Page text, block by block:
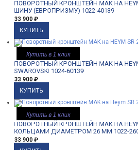
ПОВОРОТНЫЙ КРОНШТЕЙН MAK НА
ШИНУ (ЕВРОПРИЗМУ) 1022-40139
33 900 ₽
Купить в 1 клик
ПОВОРОТНЫЙ КРОНШТЕЙН MAK НА HEYM
SWAROVSKI 1024-60139
33 900 ₽
Купить в 1 клик
ПОВОРОТНЫЙ КРОНШТЕЙН MAK НА
КОЛЬЦАМИ ДИАМЕТРОМ 26 ММ 1022-
33 900 ₽